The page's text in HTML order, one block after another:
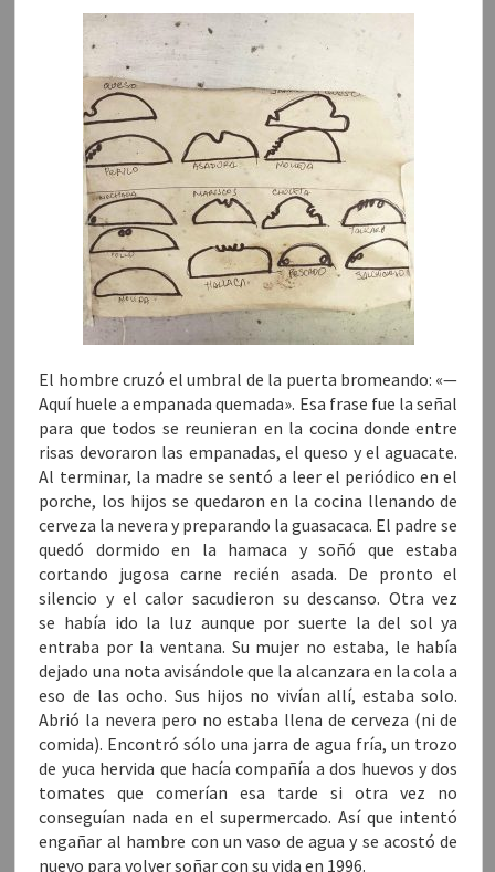
El hombre cruzó el umbral de la puerta bromeando: «—
Aquí huele a empanada quemada». Esa frase fue la señal
para que todos se reunieran en la cocina donde entre
risas devoraron las empanadas, el queso y el aguacate.
Al terminar, la madre se sentó a leer el periódico en el
porche, los hijos se quedaron en la cocina llenando de
cerveza la nevera y preparando la guasacaca. El padre se
quedó dormido en la hamaca y soñó que estaba
cortando jugosa carne recién asada. De pronto el
silencio y el calor sacudieron su descanso. Otra vez
se había ido la luz aunque por suerte la del sol ya
entraba por la ventana. Su mujer no estaba, le había
dejado una nota avisándole que la alcanzara en la cola a
eso de las ocho. Sus hijos no vivían allí, estaba solo.
Abrió la nevera pero no estaba llena de cerveza (ni de
comida). Encontró sólo una jarra de agua fría, un trozo
de yuca hervida que hacía compañía a dos huevos y dos
tomates que comerían esa tarde si otra vez no
conseguían nada en el supermercado. Así que intentó
engañar al hambre con un vaso de agua y se acostó de
nuevo para volver soñar con su vida en 1996.